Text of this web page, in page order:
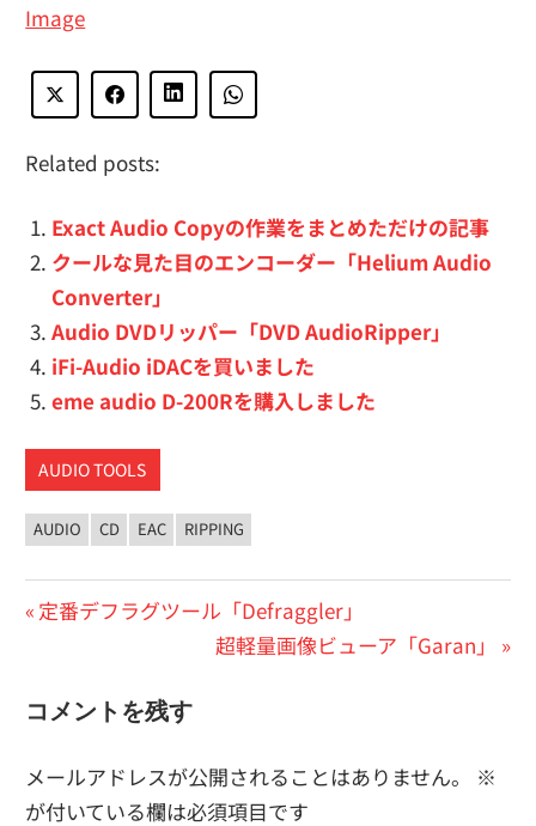
Image
Related posts:
Exact Audio Copyの作業をまとめただけの記事
クールな見た目のエンコーダー「Helium Audio
Converter」
Audio DVDリッパー「DVD AudioRipper」
iFi-Audio iDACを買いました
eme audio D-200Rを購入しました
AUDIO TOOLS
AUDIO CD EAC RIPPING
投
ナ
ゲ
前
稿:
定番デフラグツール「Defraggler」
次
超軽量画像ビューア「Garan」
コメントを残す
メールアドレスが公開されることはありません。
※
が付いている欄は必須項目です